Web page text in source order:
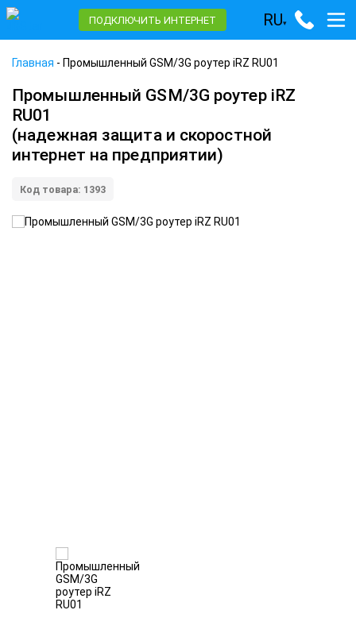
ПОДКЛЮЧИТЬ ИНТЕРНЕТ RU▾
Главная - Промышленный GSM/3G роутер iRZ RU01
Промышленный GSM/3G роутер iRZ
RU01
(надежная защита и скоростной
интернет на предприятии)
Код товара: 1393